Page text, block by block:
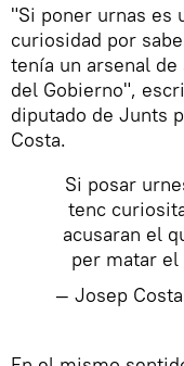
"Si poner urnas es
curiosidad por
tenía un arsenal
del Gobierno",
diputado de Junts
Costa.
Si posar
tenc
acusaran el
per matar
— Josep